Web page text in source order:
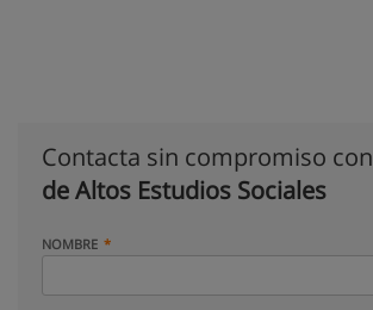
Contacta sin compromiso con
de Altos Estudios Sociales
NOMBRE